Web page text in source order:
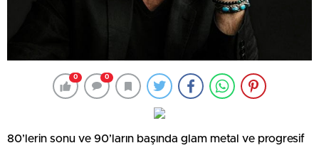
0 0
80’lerin sonu ve 90’ların başında glam metal ve progresif